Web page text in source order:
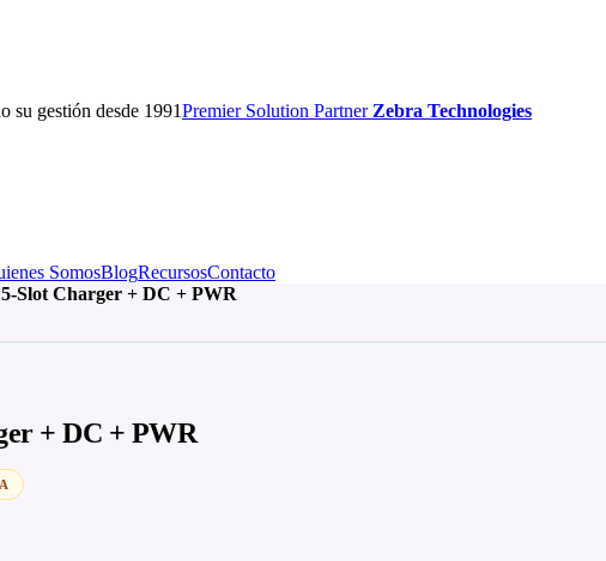
su gestión desde 1991PremierSolution Partner Zebra Technologies
SomosBlogRecursosContacto
Slot Charger + DC + PWR
+ DC + PWR